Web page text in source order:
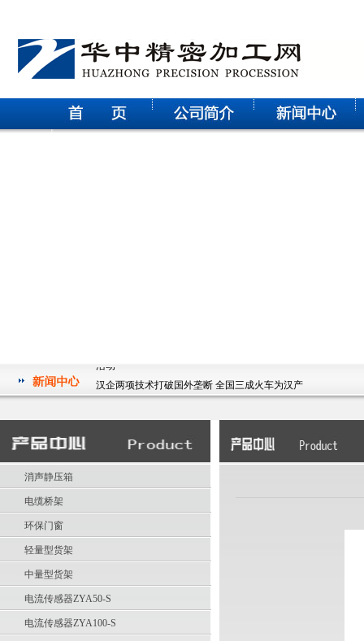
汉企两项技术打破国外垄断 全国三成火车为汉产
祝贺我公司被湖北省经济和信息化委员会授予2011年度湖北省
信息化和工业化融合试点示范企业
华中科技大学电气学院研究生参观武汉征原电气有限公司实践
信息化和工业化融合试点示范企业
消声静压箱
电缆桥架
环保门窗
轻量型货架
中量型货架
电流传感器ZYA50-S
电流传感器ZYA100-S